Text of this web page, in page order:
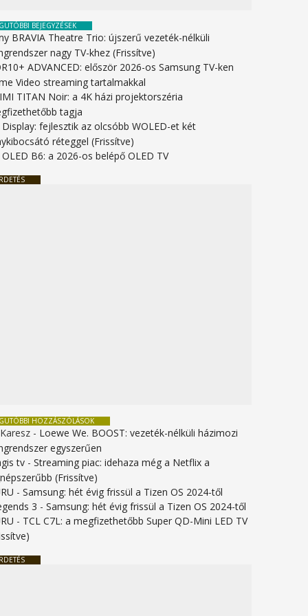
BEJEGYZÉSEK
BRAVIA Theatre Trio: újszerű vezeték-nélküli
nagy TV-khez (Frissítve)
ADVANCED: először 2026-os Samsung TV-ken
Video streaming tartalmakkal
TITAN Noir: a 4K házi projektorszéria
tagja
Display: fejlesztik az olcsóbb WOLED-et két
réteggel (Frissítve)
OLED B6: a 2026-os belépő OLED TV
HOZZÁSZÓLÁSOK
- Loewe We. BOOST: vezeték-nélküli házimozi
egyszerűen
tv -Streaming piac: idehaza még a Netflix a
(Frissítve)
-Samsung: hét évig frissül a Tizen OS 2024-től
3 -Samsung: hét évig frissül a Tizen OS 2024-től
- TCL C7L: a megfizethetőbb Super QD-Mini LED TV